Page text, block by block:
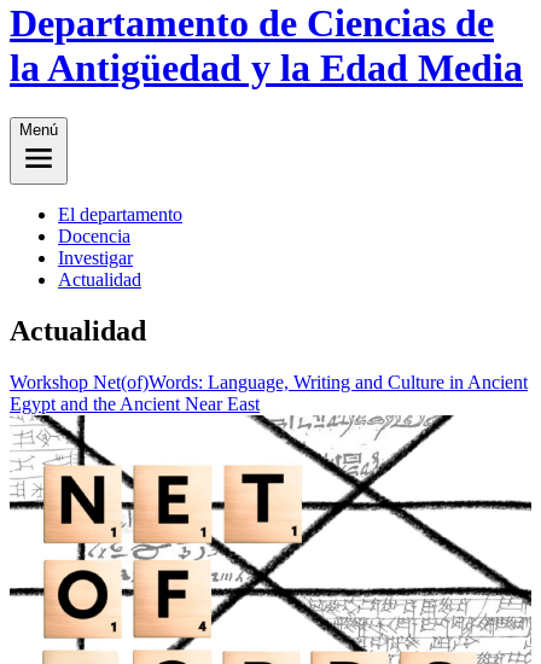
Departamento de Ciencias de
la Antigüedad y la Edad Media
Menú
El departamento
Docencia
Investigar
Actualidad
Actualidad
Workshop Net(of)Words: Language, Writing and Culture in Ancient
Egypt and the Ancient Near East